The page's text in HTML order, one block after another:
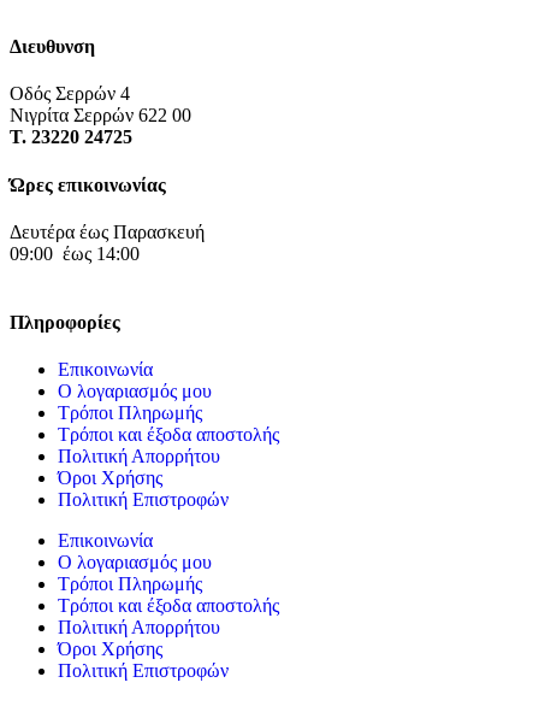
Διευθυνση
Οδός Σερρών 4
Νιγρίτα Σερρών 622 00
Τ. 23220 24725
Ώρες επικοινωνίας
Δευτέρα έως Παρασκευή
09:00 έως 14:00
Πληροφορίες
Επικοινωνία
Ο λογαριασμός μου
Τρόποι Πληρωμής
Τρόποι και έξοδα αποστολής
Πολιτική Απορρήτου
Όροι Χρήσης
Πολιτική Επιστροφών
Επικοινωνία
Ο λογαριασμός μου
Τρόποι Πληρωμής
Τρόποι και έξοδα αποστολής
Πολιτική Απορρήτου
Όροι Χρήσης
Πολιτική Επιστροφών